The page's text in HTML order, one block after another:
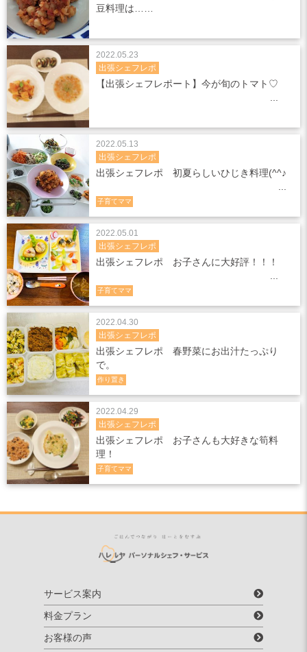
豆料理は……
【出張シェフレポート】今が旬のトマト♡
出張シェフレポ
2022.05.23
出張シェフレポ 初夏らしいひじき料理(^^♪
出張シェフレポ
2022.05.13
子育てママ
出張シェフレポ お子さんに大好評！！！
出張シェフレポ
2022.05.01
子育てママ
出張シェフレポ 春野菜にお出汁たっぷり
で。
出張シェフレポ
2022.04.30
作り置き
出張シェフレポ お子さんも大好きな筍料
理！
出張シェフレポ
2022.04.29
子育てママ
サービス案内
料金プラン
お客様の声